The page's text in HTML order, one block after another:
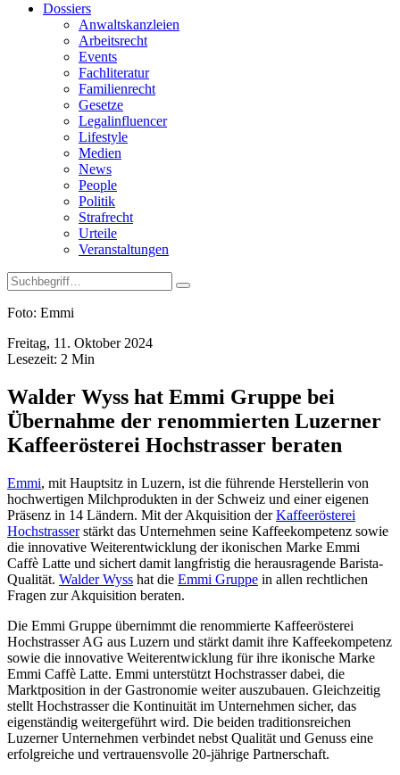
Dossiers
Anwaltskanzleien
Arbeitsrecht
Events
Fachliteratur
Familienrecht
Gesetze
Legalinfluencer
Lifestyle
Medien
News
People
Politik
Strafrecht
Urteile
Veranstaltungen
Foto: Emmi
Freitag, 11. Oktober 2024
Lesezeit: 2 Min
Walder Wyss hat Emmi Gruppe bei
Übernahme der renommierten Luzerner
Kaffeerösterei Hochstrasser beraten
Emmi, mit Hauptsitz in Luzern, ist die führende Herstellerin von
hochwertigen Milchprodukten in der Schweiz und einer eigenen
Präsenz in 14 Ländern. Mit der Akquisition derKaffeerösterei
Hochstrasserstärkt das Unternehmen seine Kaffeekompetenz sowie
die innovative Weiterentwicklung der ikonischen Marke Emmi
Caffè Latte und sichert damit langfristig die herausragende Barista-
Qualität. Walder Wyss hat die Emmi Gruppe in allen rechtlichen
Fragen zur Akquisition beraten.
Die Emmi Gruppe übernimmt die renommierte Kaffeerösterei
Hochstrasser AG aus Luzern und stärkt damit ihre Kaffeekompetenz
sowie die innovative Weiterentwicklung für ihre ikonische Marke
Emmi Caffè Latte. Emmi unterstützt Hochstrasser dabei, die
Marktposition in der Gastronomie weiter auszubauen. Gleichzeitig
stellt Hochstrasser die Kontinuität im Unternehmen sicher, das
eigenständig weitergeführt wird. Die beiden traditionsreichen
Luzerner Unternehmen verbindet nebst Qualität und Genuss eine
erfolgreiche und vertrauensvolle 20-jährige Partnerschaft.